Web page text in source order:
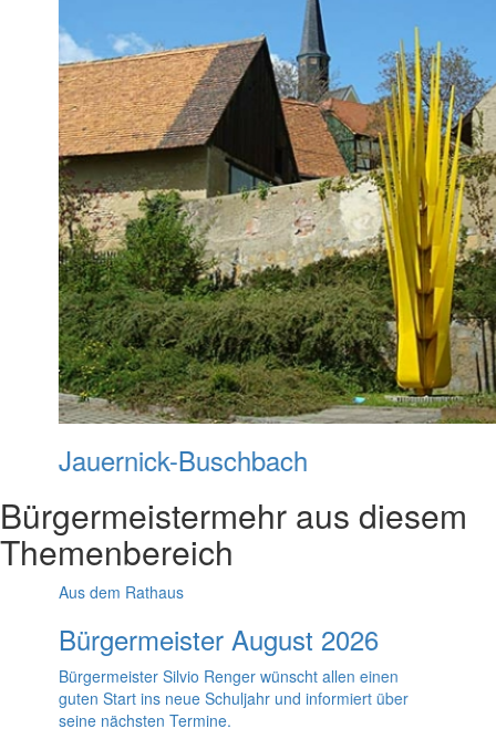
Jauernick-Buschbach
Bürgermeistermehr aus diesem
Themenbereich
Aus dem Rathaus
Bürgermeister August 2026
Bürgermeister Silvio Renger wünscht allen einen
guten Start ins neue Schuljahr und informiert über
seine nächsten Termine.